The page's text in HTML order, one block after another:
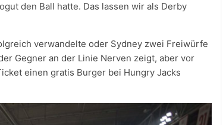
den Ball hatte. Das lassen wir als Derby
verwandelte oder Sydney zwei Freiwürfe
Gegner an der Linie Nerven zeigt, aber vor
einen gratis Burger bei Hungry Jacks